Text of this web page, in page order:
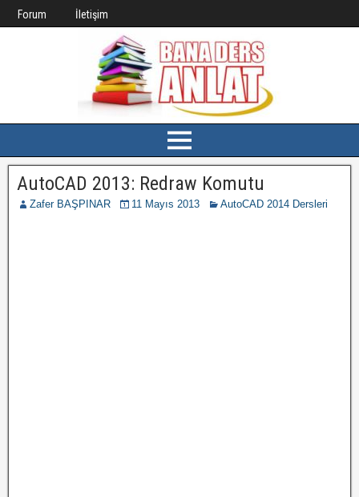
Forum İletişim
AutoCAD 2013: Redraw Komutu
Zafer BAŞPINAR 11 Mayıs 2013 AutoCAD 2014 Dersleri